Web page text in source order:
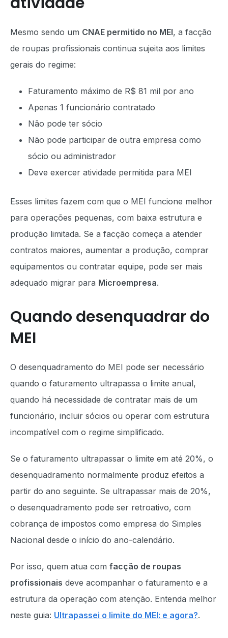
Mesmo sendo um CNAE permitido no MEI, a facção
de roupas profissionais continua sujeita aos limites
gerais do regime:
Faturamento máximo de R$ 81 mil por ano
Apenas 1 funcionário contratado
Não pode ter sócio
Não pode participar de outra empresa como
sócio ou administrador
Deve exercer atividade permitida para MEI
Esses limites fazem com que o MEI funcione melhor
para operações pequenas, com baixa estrutura e
produção limitada. Se a facção começa a atender
contratos maiores, aumentar a produção, comprar
equipamentos ou contratar equipe, pode ser mais
adequado migrar para Microempresa.
Quando desenquadrar do
MEI
O desenquadramento do MEI pode ser necessário
quando o faturamento ultrapassa o limite anual,
quando há necessidade de contratar mais de um
funcionário, incluir sócios ou operar com estrutura
incompatível com o regime simplificado.
Se o faturamento ultrapassar o limite em até 20%, o
desenquadramento normalmente produz efeitos a
partir do ano seguinte. Se ultrapassar mais de 20%,
o desenquadramento pode ser retroativo, com
cobrança de impostos como empresa do Simples
Nacional desde o início do ano-calendário.
Por isso, quem atua com facção de roupas
profissionais deve acompanhar o faturamento e a
estrutura da operação com atenção. Entenda melhor
neste guia: Ultrapassei o limite do MEI: e agora?.